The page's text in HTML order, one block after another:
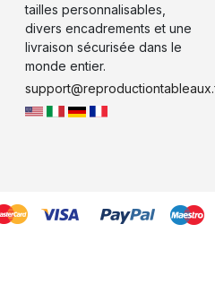
tailles personnalisables,
divers encadrements et une
livraison sécurisée dans le
monde entier.